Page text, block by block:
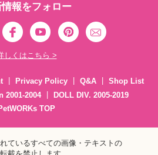
報をフォロー
しくはこちら >
Privacy Policy Q&A
Shop List
2001-2004
DOLL DIV. 2005-2019
TOP
ているすべての画像・テキストの